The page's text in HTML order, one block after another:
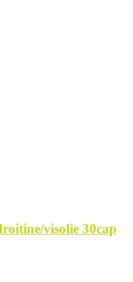
visolie 30cap